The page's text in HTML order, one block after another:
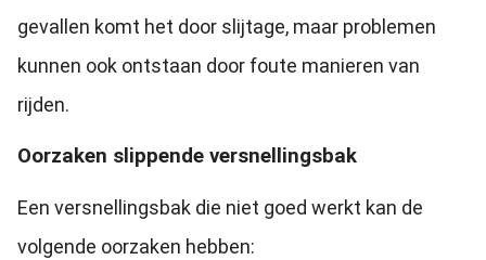
gevallen komt het door slijtage, maar problemen
kunnen ook ontstaan door foute manieren van
rijden.
Oorzaken slippende versnellingsbak
Een versnellingsbak die niet goed werkt kan de
volgende oorzaken hebben: